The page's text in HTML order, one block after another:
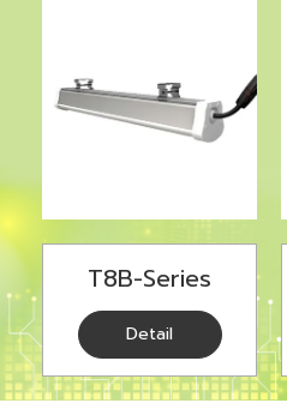
T8B-Series
Detail